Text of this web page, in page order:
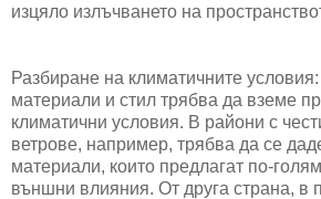
изцяло излъчването на
Разбиране на климатичните
материали и стил трябва да вземе
климатични условия. В райони с
ветрове, например, трябва да се
материали, които предлагат по-
външни влияния. От друга страна, в